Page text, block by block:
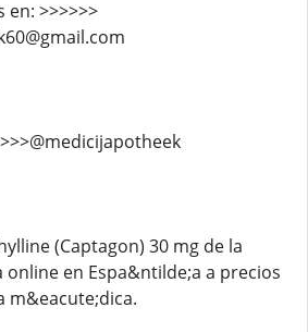
>>>>>>
(Captagon) 30 mg de la
en Espa&ntilde;a a precios
m&eacute;dica.